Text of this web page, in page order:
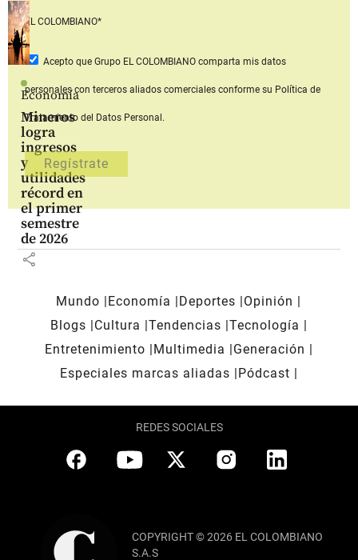
Economía
Mineros
logra
ingresos
y
utilidades
récord en
el primer
semestre
de 2026
share
EL COLOMBIANO*
Acepto que Grupo EL COLOMBIANOcomparta mis datos
personales con terceros aliados comerciales conforme su Política de
Tratamiento del Datos Personal.
Mundo Economía Deportes
Opinión
Blogs
Cultura Tendencias Tecnología
Entretenimiento
Multimedia
Generación
Especiales marcas aliadas
Pódcast
REDES SOCIALES
COPYRIGHT © 2026 EL COLOMBIANO
S.A.S